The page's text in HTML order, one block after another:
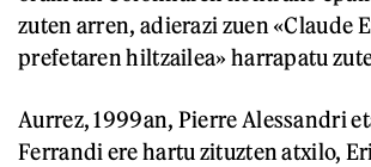
zuten arren, adierazi zuen «Claude
prefetaren hiltzailea» harrapatu
Aurrez, 1999an, Pierre Alessandri
Ferrandi ere hartu zituzten atxilo,